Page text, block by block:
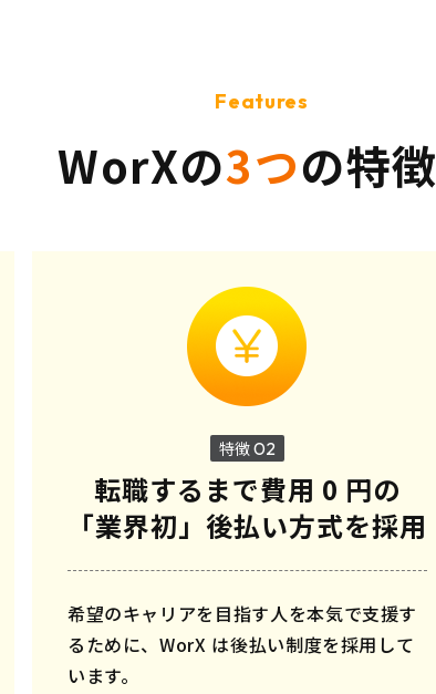
Features
WorXの3つの特徴
特徴02
転職するまで費用 0 円の
「業界初」後払い方式を採用
希望のキャリアを目指す人を本気で支援す
るために、WorX は後払い制度を採用して
います。